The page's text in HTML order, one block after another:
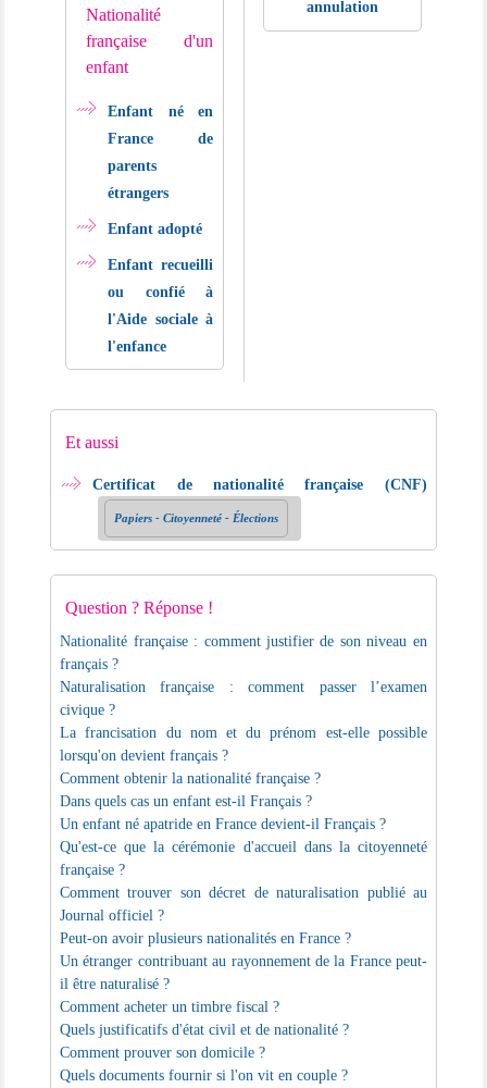
Nationalité
française d'un
enfant
Enfant né en
France de
parents
étrangers
Enfant adopté
Enfant recueilli
ou confié à
l'Aide sociale à
l'enfance
annulation
Et aussi
Certificat de nationalité française (CNF)
Papiers - Citoyenneté - Élections
Question ? Réponse !
Nationalité française : comment justifier de son niveau en
français ?
Naturalisation française : comment passer l’examen
civique ?
La francisation du nom et du prénom est-elle possible
lorsqu'on devient français ?
Comment obtenir la nationalité française ?
Dans quels cas un enfant est-il Français ?
Un enfant né apatride en France devient-il Français ?
Qu'est-ce que la cérémonie d'accueil dans la citoyenneté
française ?
Comment trouver son décret de naturalisation publié au
Journal officiel ?
Peut-on avoir plusieurs nationalités en France ?
Un étranger contribuant au rayonnement de la France peut-
il être naturalisé ?
Comment acheter un timbre fiscal ?
Quels justificatifs d'état civil et de nationalité ?
Comment prouver son domicile ?
Quels documents fournir si l'on vit en couple ?